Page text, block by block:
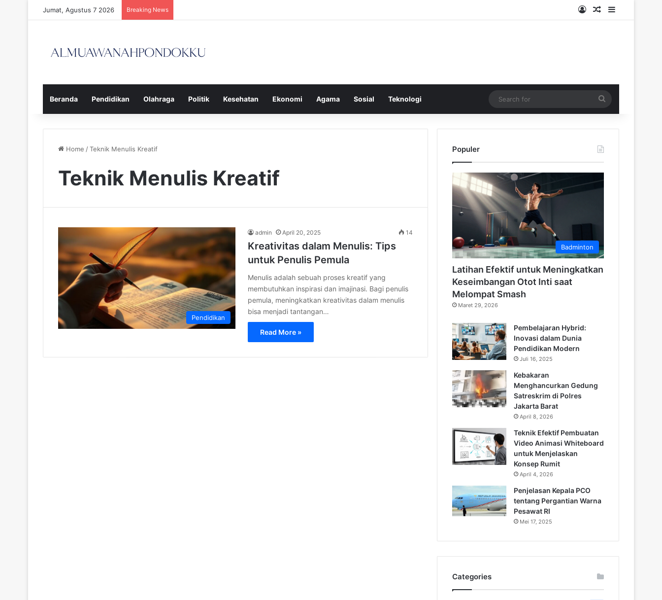
Jumat, Agustus 7 2026 Breaking News Log InRandom Article
Sidebar
Beranda Pendidikan Olahraga Politik Kesehatan Ekonomi Agama Sosial Teknologi
for
Home /Teknik Menulis Kreatif
Teknik Menulis Kreatif
Pendidikan
admin April 20, 2025 14
Kreativitas dalam Menulis: Tips
untuk Penulis Pemula
Menulis adalah sebuah proses kreatif yang
membutuhkan inspirasi dan imajinasi. Bagi penulis
pemula, meningkatkan kreativitas dalam menulis
bisa menjadi tantangan…
Read More »
Populer
Badminton
Latihan Efektif untuk Meningkatkan
Keseimbangan Otot Inti saat
Melompat Smash
Maret 29, 2026
Pembelajaran Hybrid:
Inovasi dalam Dunia
Pendidikan Modern
Juli 16, 2025
Kebakaran
Menghancurkan Gedung
Satreskrim di Polres
Jakarta Barat
April 8, 2026
Teknik Efektif Pembuatan
Video Animasi Whiteboard
untuk Menjelaskan
Konsep Rumit
April 4, 2026
Penjelasan Kepala PCO
tentang Pergantian Warna
Pesawat RI
Mei 17, 2025
Categories